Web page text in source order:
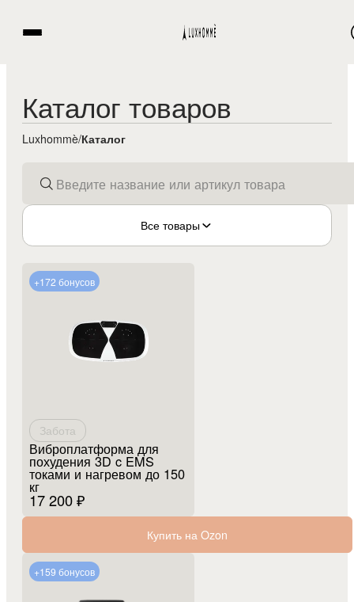
Каталог товаров
Luxhommè/Каталог
Все товары
+172 бонусов
Забота
Виброплатформа для
похудения 3D c EMS
токами и нагревом до 150
кг
17 200 ₽
Купить на Ozon
+159 бонусов